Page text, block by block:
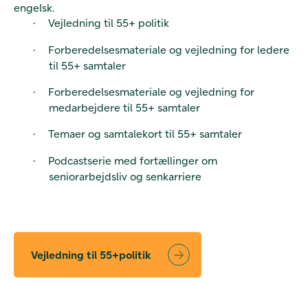
engelsk.
· Vejledning til 55+ politik
·
Forberedelsesmateriale og vejledning for ledere
til 55+ samtaler
·
Forberedelsesmateriale og vejledning for
medarbejdere til 55+ samtaler
· Temaer og samtalekort til 55+ samtaler
·
Podcastserie med fortællinger om
seniorarbejdsliv og senkarriere
Vejledning til 55+politik